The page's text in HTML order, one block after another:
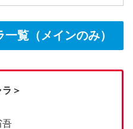
一覧（メインのみ）
＞
吾